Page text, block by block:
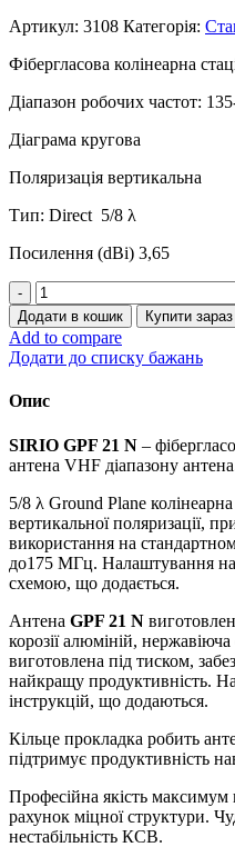
Артикул: 3108 Категорія:
Фібергласова колінеарна
Діапазон робочих частот:
Діаграма кругова
Поляризація вертикальна
Тип: Direct 5/8 λ
Посилення (dBі) 3,65
VHF
колінеарна
стаціонарна
антена
SIRIO
21
кількість
Додати в кошик Купити зараз
Add to compare
Додати до списку бажань
Опис
SIRIO GPF 21 N –
антена VHF діапазону
5/8 λ Ground Plane колінеарна
вертикальної поляризації,
використання на
до175 МГц. Налаштування на
схемою, що додається.
Антена GPF 21 N
корозії алюміній,
виготовлена ​​під тиском,
найкращу продуктивність.
інструкцій, що додаються.
Кільце прокладка робить
підтримує продуктивність
Професійна якість максимум
рахунок міцної структури.
нестабільність КСВ.